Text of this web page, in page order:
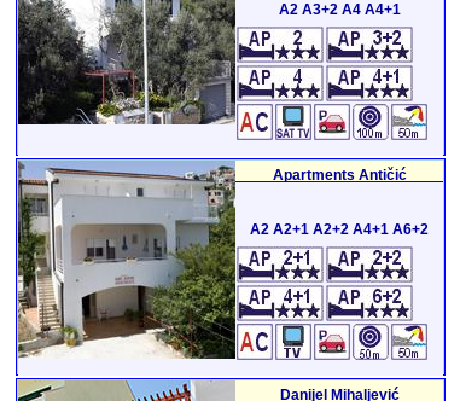
A2 A3+2 A4 A4+1
Apartments Antičić
A2 A2+1 A2+2 A4+1 A6+2
Danijel Mihaljević